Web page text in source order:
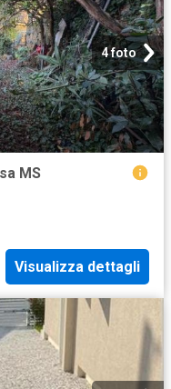
4 foto
MS
Visualizza dettagli